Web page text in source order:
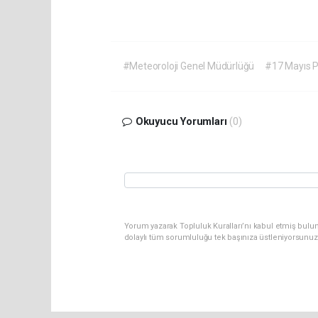
#Meteoroloji Genel Müdürlüğü #17 Mayıs
Okuyucu Yorumları (0)
Yorum yazarak Topluluk Kuralları’nı kabul etmiş
dolaylı tüm sorumluluğu tek başınıza